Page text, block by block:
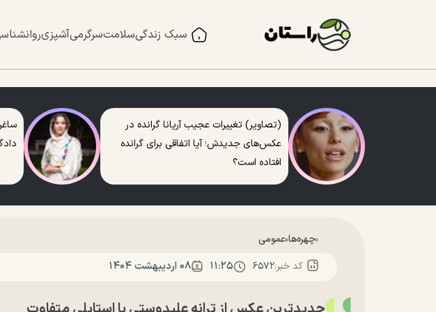
سبک زندگیسلامتسرگرمیآشپزی
(تصاویر) تغییرات عجیب آریانا گرانده در
عکس‌های جدیدش؛ آیا اتفاقی برای گرانده
افتاده است؟
چهره‌هاعمومی
کد خبر:۶۵۷۲ ۱۱:۲۵ ۰۸ ارديبهشت ۱۴۰۴